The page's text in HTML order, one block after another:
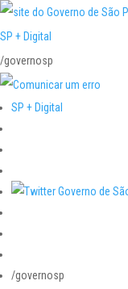
SP + Digital
/governosp
SP + Digital
/governosp